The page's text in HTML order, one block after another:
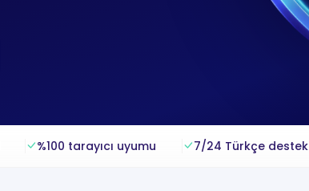
%100 tarayıcı uyumu 7/24 Türkçe destek